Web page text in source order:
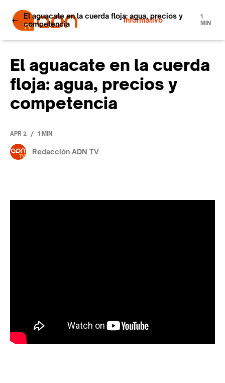
Informativo
El aguacate en la cuerda floja: agua, precios y
competencia
1
MIN
El aguacate en la cuerda
floja: agua, precios y
competencia
APR 2 / 1 MIN
Redacción ADN TV